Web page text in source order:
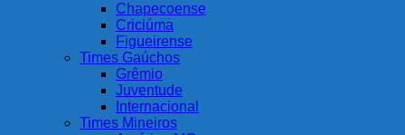
Chapecoense
Criciúma
Figueirense
Times Gaúchos
Grêmio
Juventude
Internacional
Times Mineiros